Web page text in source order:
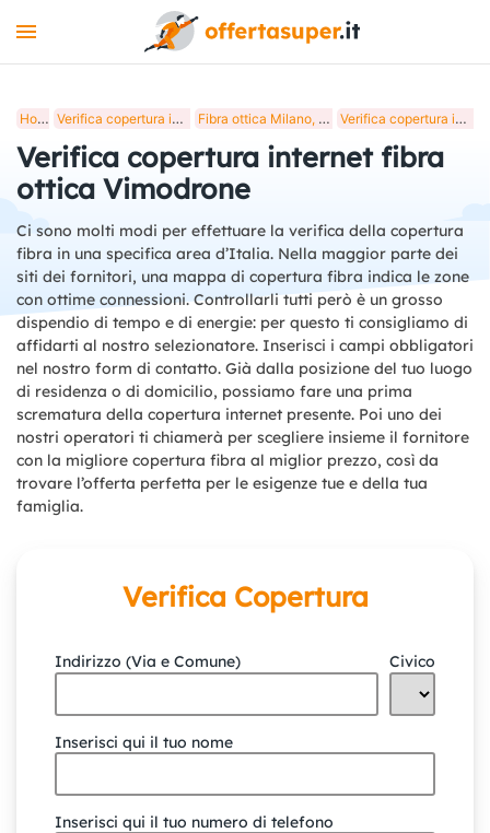
MOBILE
LUCE E GAS
STREAMING
STRUMENTI +
BLOG
Home Verifica copertura internet fibra ottica in Italia Fibra ottica Milano, verifica copertura internet Verifica copertura internet fibra ottica Vimodrone
Verifica copertura internet fibra
ottica Vimodrone
Ci sono molti modi per effettuare la verifica della copertura
fibra in una specifica area d’Italia. Nella maggior parte dei
siti dei fornitori, una mappa di copertura fibra indica le zone
con ottime connessioni. Controllarli tutti però è un grosso
dispendio di tempo e di energie: per questo ti consigliamo di
affidarti al nostro selezionatore. Inserisci i campi obbligatori
nel nostro form di contatto. Già dalla posizione del tuo luogo
di residenza o di domicilio, possiamo fare una prima
scrematura della copertura internet presente. Poi uno dei
nostri operatori ti chiamerà per scegliere insieme il fornitore
con la migliore copertura fibra al miglior prezzo, così da
trovare l’offerta perfetta per le esigenze tue e della tua
famiglia.
Verifica Copertura
Indirizzo (Via e Comune) Civico
Inserisci qui il tuo nome
Inserisci qui il tuo numero di telefono